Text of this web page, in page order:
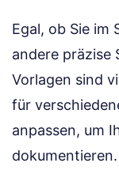
Egal, ob Sie im
andere präzise
Vorlagen sind
für
anpassen, um
dokumentieren.